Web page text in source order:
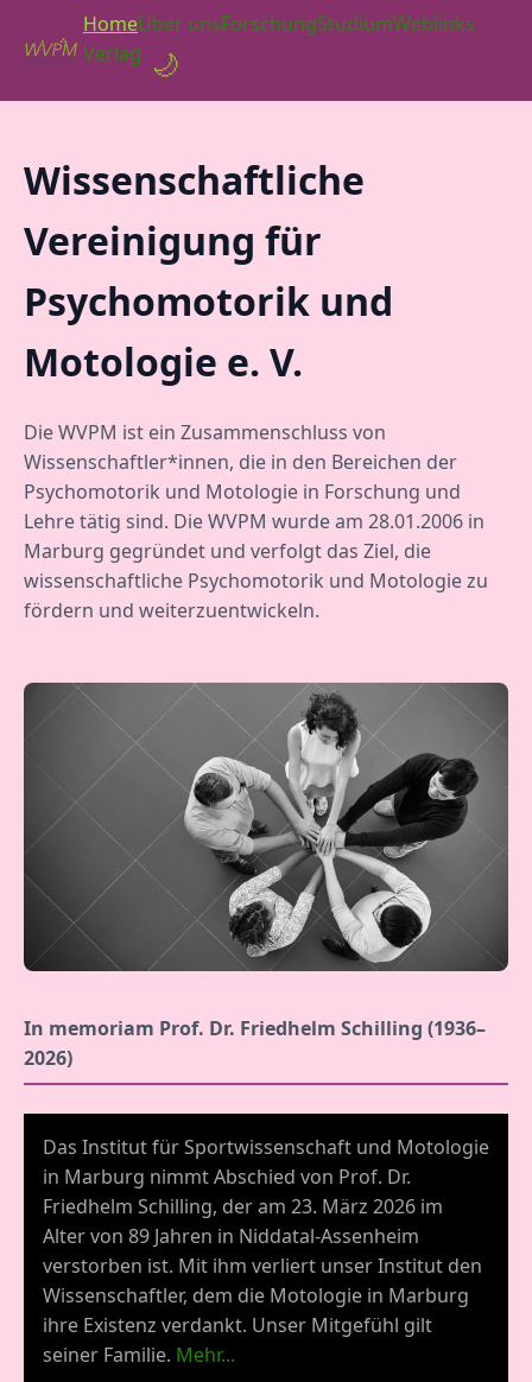
HomeÜber unsForschungStudiumWeblinks
Verlag 🌙
Wissenschaftliche
Vereinigung für
Psychomotorik und
Motologie e. V.
Die WVPM ist ein Zusammenschluss von
Wissenschaftler*innen, die in den Bereichen der
Psychomotorik und Motologie in Forschung und
Lehre tätig sind. Die WVPM wurde am 28.01.2006 in
Marburg gegründet und verfolgt das Ziel, die
wissenschaftliche Psychomotorik und Motologie zu
fördern und weiterzuentwickeln.
In memoriam Prof. Dr. Friedhelm Schilling (1936–
2026)
Das Institut für Sportwissenschaft und Motologie
in Marburg nimmt Abschied von Prof. Dr.
Friedhelm Schilling, der am 23. März 2026 im
Alter von 89 Jahren in Niddatal-Assenheim
verstorben ist. Mit ihm verliert unser Institut den
Wissenschaftler, dem die Motologie in Marburg
ihre Existenz verdankt. Unser Mitgefühl gilt
seiner Familie. Mehr...